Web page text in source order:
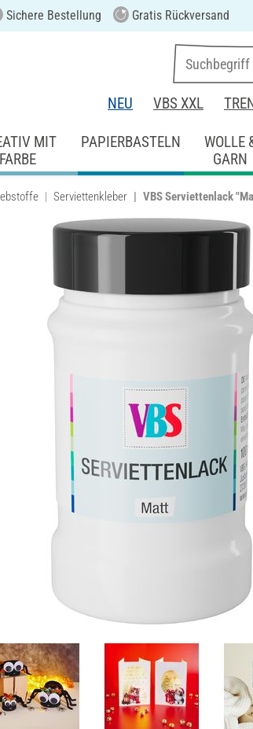
Sichere Bestellung Gratis Rückversand
NEU VBS XXL
MIT
FARBE
PAPIERBASTELN
WOLLE
GARN
Serviettenkleber VBS Serviettenlack